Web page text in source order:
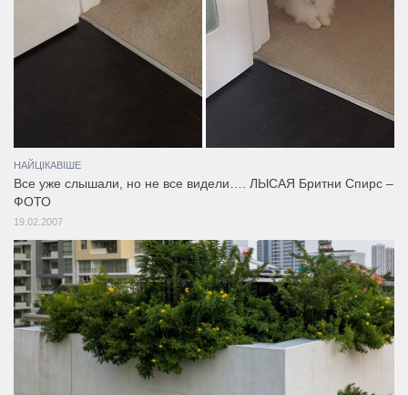
НАЙЦІКАВІШЕ
Все уже слышали, но не все видели…. ЛЫСАЯ Бритни Спирс –
ФОТО
19.02.2007